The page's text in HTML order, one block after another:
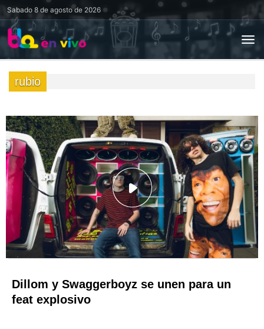
Sabado 8 de agosto de 2026
rubio
Dillom y Swaggerboyz se unen para un
feat explosivo